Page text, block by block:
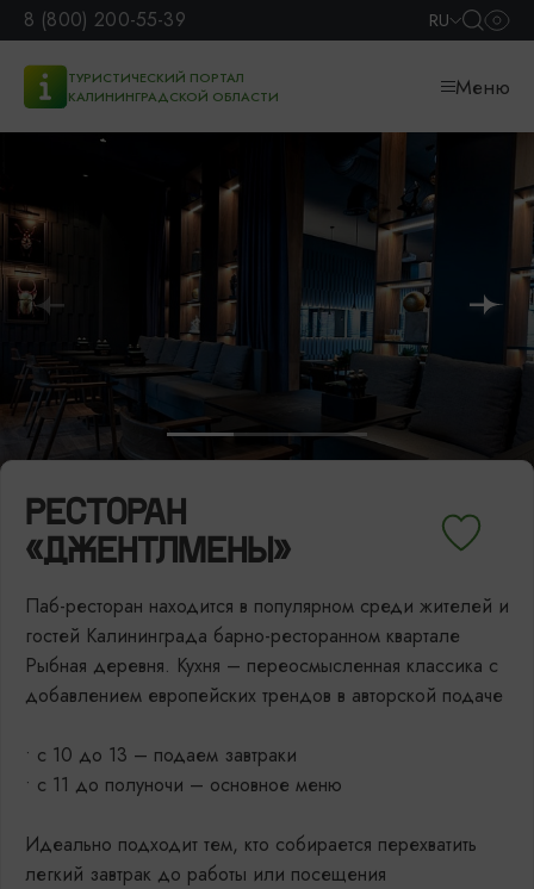
8 (800) 200-55-39 RU
ТУРИСТИЧЕСКИЙ ПОРТАЛ
КАЛИНИНГРАДСКОЙ ОБЛАСТИ
Меню
РЕСТОРАН
«ДЖЕНТЛМЕНЫ»
Паб-ресторан находится в популярном среди жителей и
гостей Калининграда барно-ресторанном квартале
Рыбная деревня. Кухня – переосмысленная классика с
добавлением европейских трендов в авторской подаче
• с 10 до 13 – подаем завтраки
• с 11 до полуночи – основное меню
Идеально подходит тем, кто собирается перехватить
легкий завтрак до работы или посещения